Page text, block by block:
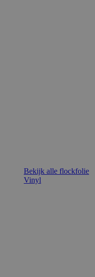
Bekijk alle flockfolie
Vinyl